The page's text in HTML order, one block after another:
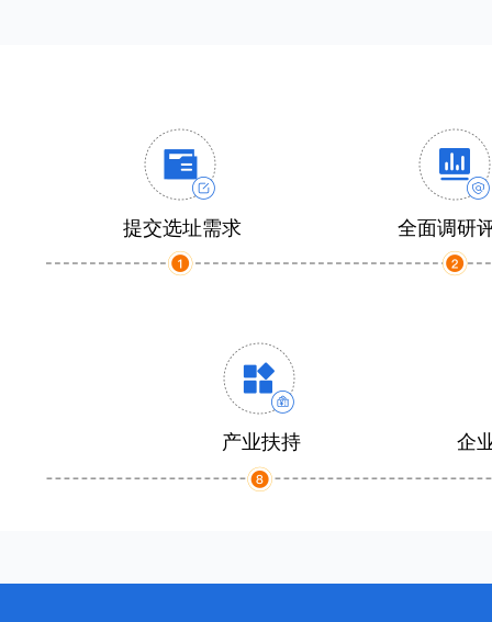
提交选址需求 全面调研
产业扶持 企